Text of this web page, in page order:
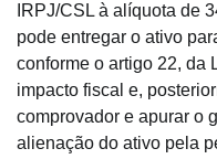
IRPJ/CSL à alíquota de
pode entregar o ativo
conforme o artigo 22, da
impacto fiscal e,
comprovador e apurar o
alienação do ativo pela